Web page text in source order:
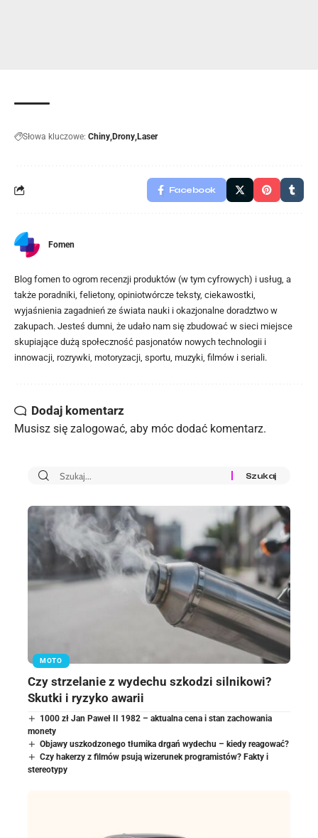
Słowa kluczowe: Chiny Drony Laser
Facebook
Fomen
Blog fomen to ogrom recenzji produktów (w tym cyfrowych) i usług, a
także poradniki, felietony, opiniotwórcze teksty, ciekawostki,
wyjaśnienia zagadnień ze świata nauki i okazjonalne doradztwo w
zakupach. Jesteś dumni, że udało nam się zbudować w sieci miejsce
skupiające dużą społeczność pasjonatów nowych technologii i
innowacji, rozrywki, motoryzacji, sportu, muzyki, filmów i seriali.
Dodaj komentarz
Musisz się zalogować, aby móc dodać komentarz.
MOTO
Czy strzelanie z wydechu szkodzi silnikowi?
Skutki i ryzyko awarii
1000 zł Jan Paweł II 1982 – aktualna cena i stan zachowania
monety
Objawy uszkodzonego tłumika drgań wydechu – kiedy reagować?
Czy hakerzy z filmów psują wizerunek programistów? Fakty i
stereotypy